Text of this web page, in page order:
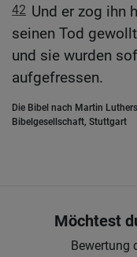
42 Und er zog ihn
seinen Tod
und sie wurden
aufgefressen.
Die Bibel nach Martin
Bibelgesellschaft, Stuttgart
Möchtest
Bewertung